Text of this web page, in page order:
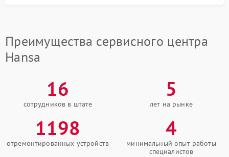
Преимущества сервисного центра
Hansa
16
сотрудников в штате
5
лет на рынке
1198
отремонтированных устройств
4
минимальный опыт работы
специалистов